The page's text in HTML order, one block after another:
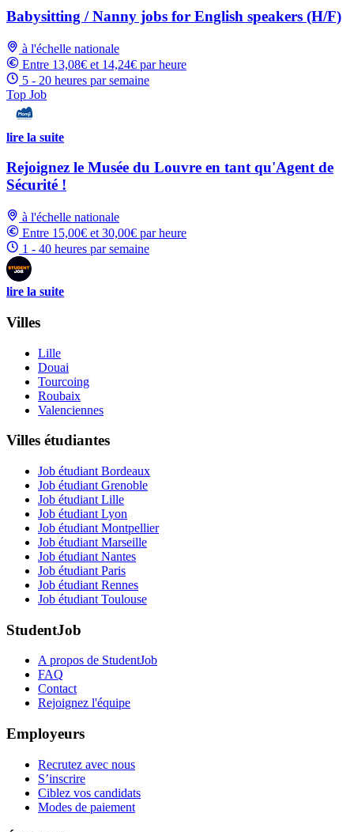
Babysitting / Nanny jobs for English speakers (H/F)
à l'échelle nationale
Entre 13,08€ et 14,24€ par heure
5 - 20 heures par semaine
Top Job
lire la suite
Rejoignez le Musée du Louvre en tant qu'Agent de
Sécurité !
à l'échelle nationale
Entre 15,00€ et 30,00€ par heure
1 - 40 heures par semaine
lire la suite
Villes
Lille
Douai
Tourcoing
Roubaix
Valenciennes
Villes étudiantes
Job étudiant Bordeaux
Job étudiant Grenoble
Job étudiant Lille
Job étudiant Lyon
Job étudiant Montpellier
Job étudiant Marseille
Job étudiant Nantes
Job étudiant Paris
Job étudiant Rennes
Job étudiant Toulouse
StudentJob
A propos de StudentJob
FAQ
Contact
Rejoignez l'équipe
Employeurs
Recrutez avec nous
S’inscrire
Ciblez vos candidats
Modes de paiement